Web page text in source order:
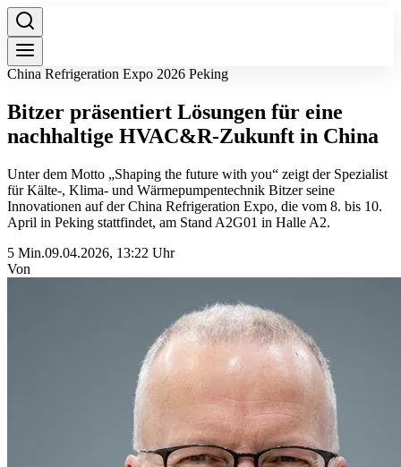
China Refrigeration Expo 2026 Peking
Bitzer präsentiert Lösungen für eine
nachhaltige HVAC&R‑Zukunft in China
Unter dem Motto „Shaping the future with you“ zeigt der Spezialist
für Kälte‑, Klima- und Wärmepumpentechnik Bitzer seine
Innovationen auf der China Refrigeration Expo, die vom 8. bis 10.
April in Peking stattfindet, am Stand A2G01 in Halle A2.
5 Min.09.04.2026, 13:22 Uhr
Von